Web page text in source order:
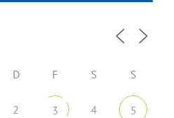
D F S S
2 3 4 5